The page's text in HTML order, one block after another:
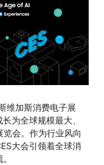
维加斯消费电子展
为全球规模最大、
会。作为行业风向
大会引领着全球消